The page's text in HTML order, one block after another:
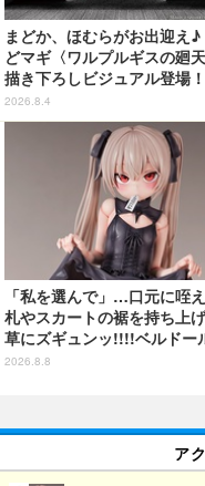
まどか、ほむらがお出迎え♪
どマギ〈ワルプルギスの廻天
描き下ろしビジュアル登場
ンシャインシティプリンスホ
ル」コラボ開催
2026.8.4
「私を選んで」…口元に咥
札やスカートの裾を持ち上
草にズギュンッ!!!!ベルドー
「ロゼ」がフィギュアで新登
2026.8.8
ア